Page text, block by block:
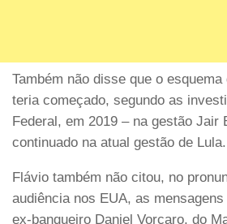
Também não disse que o
teria começado, segundo as
Federal, em 2019 – na gestão Jair
continuado na atual gestão de Lula.
Flávio também não citou, no
audiência nos EUA, as
ex-banqueiro Daniel Vorcaro, do